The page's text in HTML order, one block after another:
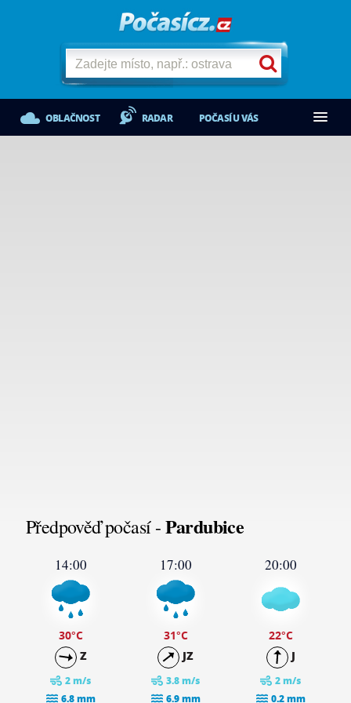
OBLAČNOST RADAR POČASÍ U VÁS
Předpověď počasí -Pardubice
14:00
30°C
Z
2 m/s
6.8 mm
17:00
31°C
JZ
3.8 m/s
6.9 mm
20:00
22°C
J
2 m/s
0.2 mm